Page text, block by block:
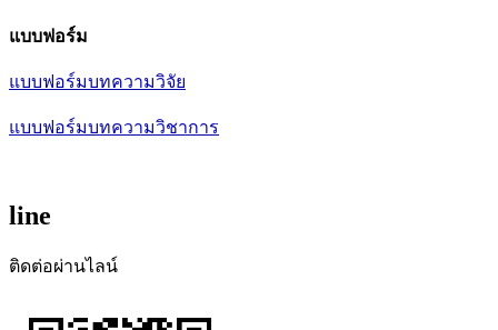
แบบฟอร์ม
แบบฟอร์มบทความวิจัย
แบบฟอร์มบทความวิชาการ
line
ติดต่อผ่านไลน์